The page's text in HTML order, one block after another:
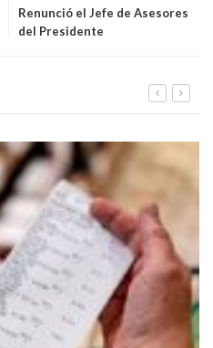
Renunció el Jefe de Asesores
del Presidente